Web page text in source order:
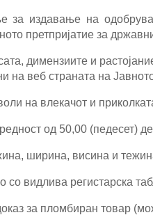
за издавање на
претпријатие за
димензиите и
на веб страната на
на влекачот и
од 50,00 (педесет)
ширина, висина и
со видлива регистарска
за пломбиран товар